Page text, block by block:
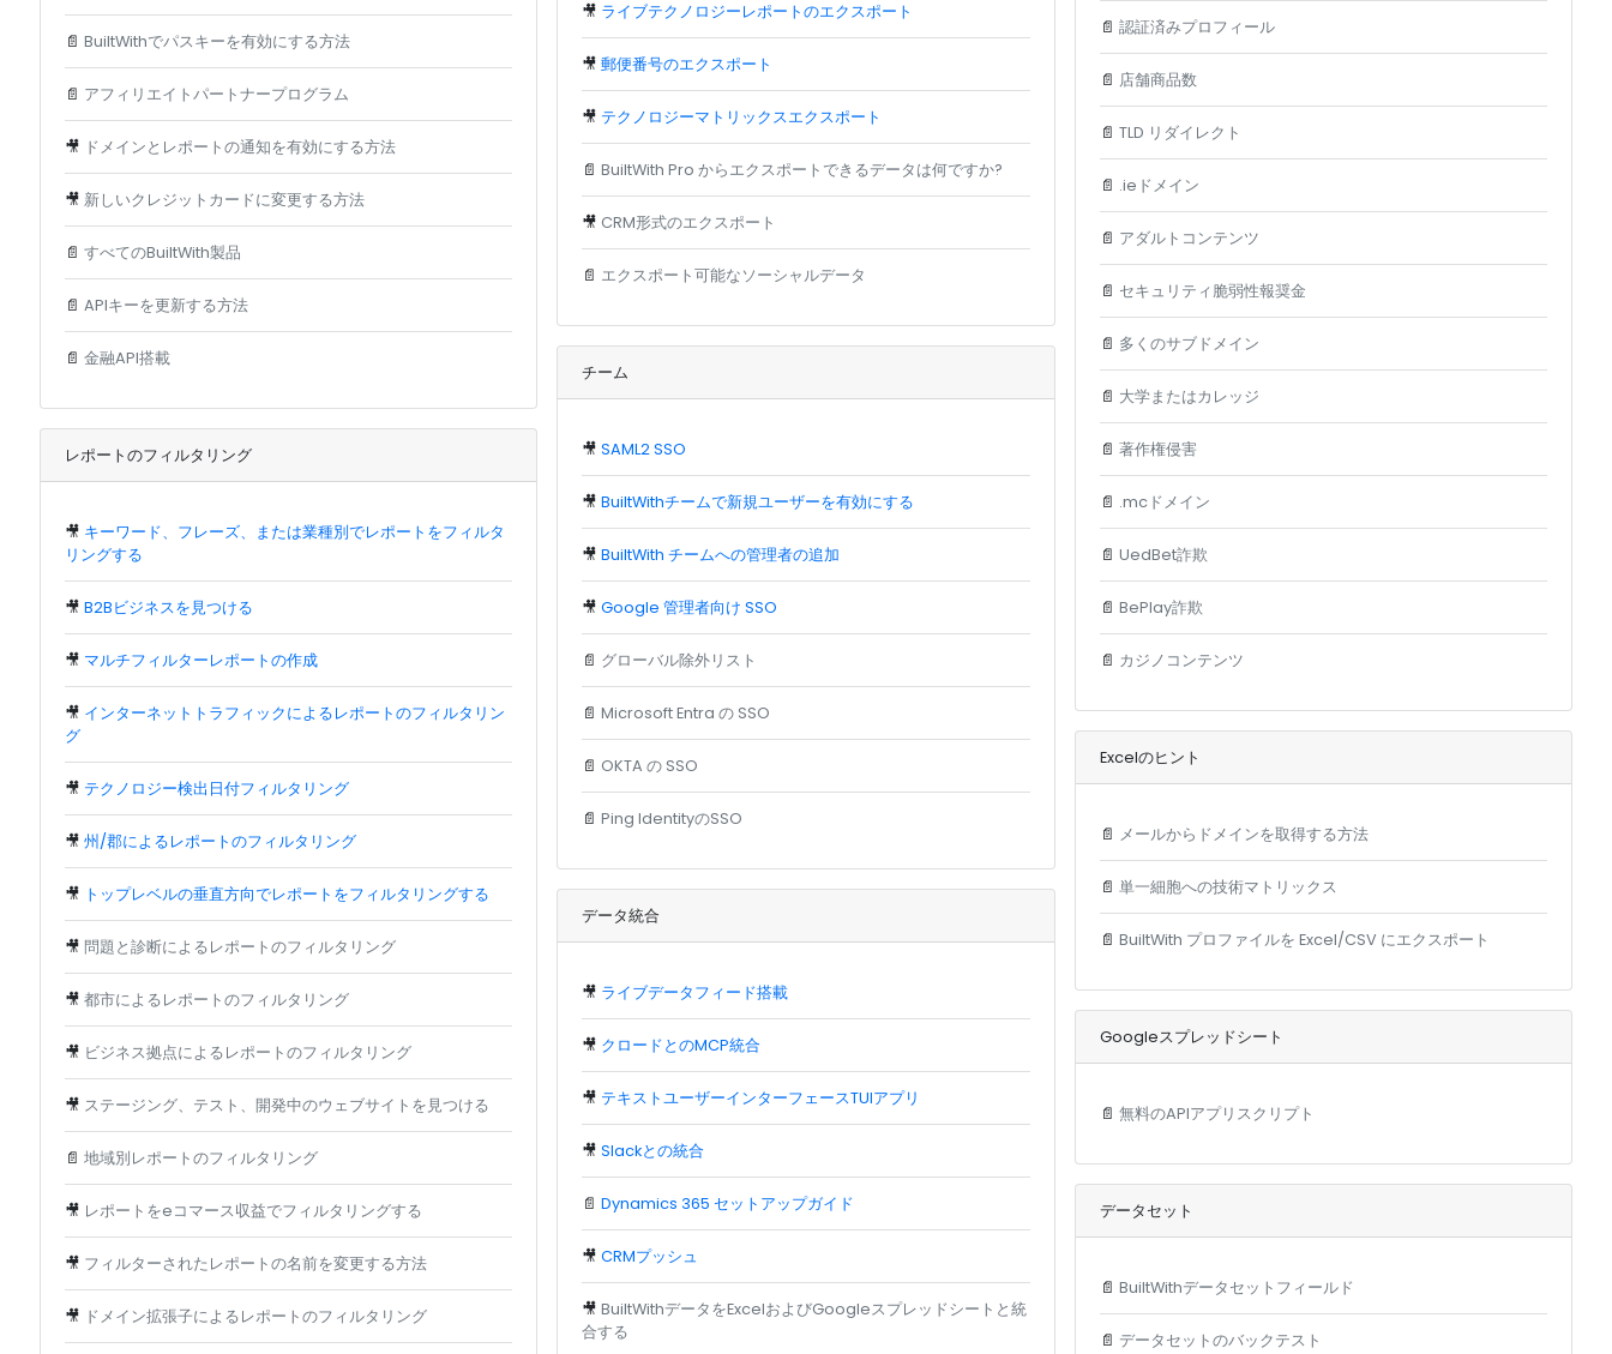
📄 BuiltWithでパスキーを有効にする方法
📄 アフィリエイトパートナープログラム
🎥 ドメインとレポートの通知を有効にする方法
🎥 新しいクレジットカードに変更する方法
📄 すべてのBuiltWith製品
📄 APIキーを更新する方法
📄 金融API搭載
レポートのフィルタリング
🎥 キーワード、フレーズ、または業種別でレポートをフィルタ
リングする
🎥 B2Bビジネスを見つける
🎥 マルチフィルターレポートの作成
🎥 インターネットトラフィックによるレポートのフィルタリン
グ
🎥 テクノロジー検出日付フィルタリング
🎥 州/郡によるレポートのフィルタリング
🎥 トップレベルの垂直方向でレポートをフィルタリングする
🎥 問題と診断によるレポートのフィルタリング
🎥 都市によるレポートのフィルタリング
🎥 ビジネス拠点によるレポートのフィルタリング
🎥 ステージング、テスト、開発中のウェブサイトを見つける
📄 地域別レポートのフィルタリング
🎥 レポートをeコマース収益でフィルタリングする
🎥 フィルターされたレポートの名前を変更する方法
🎥 ドメイン拡張子によるレポートのフィルタリング
🎥 ライブテクノロジーレポートのエクスポート
🎥郵便番号のエクスポート
🎥 テクノロジーマトリックスエクスポート
📄BuiltWith Pro からエクスポートできるデータは何ですか?
🎥 CRM形式のエクスポート
📄 エクスポート可能なソーシャルデータ
チーム
🎥SAML2 SSO
🎥BuiltWithチームで新規ユーザーを有効にする
🎥BuiltWith チームへの管理者の追加
🎥Google 管理者向け SSO
📄 グローバル除外リスト
📄Microsoft Entra の SSO
📄 OKTA の SSO
📄Ping IdentityのSSO
データ統合
🎥 ライブデータフィード搭載
🎥 クロードとのMCP統合
🎥 テキストユーザーインターフェースTUIアプリ
🎥Slackとの統合
📄Dynamics 365 セットアップガイド
🎥CRMプッシュ
🎥BuiltWithデータをExcelおよびGoogleスプレッドシートと統
合する
📄 認証済みプロフィール
📄 店舗商品数
📄 TLD リダイレクト
📄 .ieドメイン
📄 アダルトコンテンツ
📄 セキュリティ脆弱性報奨金
📄 多くのサブドメイン
📄 大学またはカレッジ
📄 著作権侵害
📄 .mcドメイン
📄 UedBet詐欺
📄 BePlay詐欺
📄 カジノコンテンツ
Excelのヒント
📄 メールからドメインを取得する方法
📄 単一細胞への技術マトリックス
📄 BuiltWith プロファイルを Excel/CSV にエクスポート
Googleスプレッドシート
📄 無料のAPIアプリスクリプト
データセット
📄 BuiltWithデータセットフィールド
📄 データセットのバックテスト